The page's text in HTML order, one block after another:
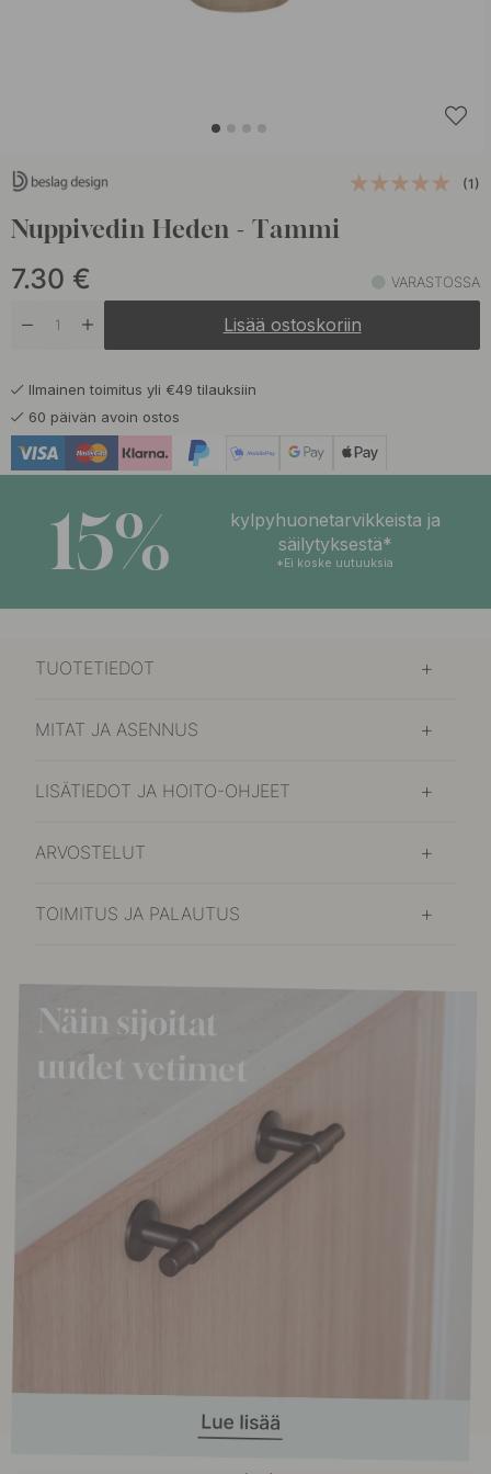
(1)
Nuppivedin Heden - Tammi
7.30 € VARASTOSSA
Lisää ostoskoriin
Ilmainen toimitus yli €49 tilauksiin
60 päivän avoin ostos
15%
kylpyhuonetarvikkeista ja
säilytyksestä*
*Ei koske uutuuksia
TUOTETIEDOT
MITAT JA ASENNUS
LISÄTIEDOT JA HOITO-OHJEET
ARVOSTELUT
TOIMITUS JA PALAUTUS